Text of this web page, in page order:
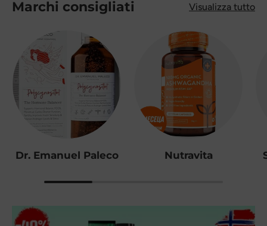
Marchi consigliati Visualizza tutto
Dr. Emanuel Paleco Nutravita